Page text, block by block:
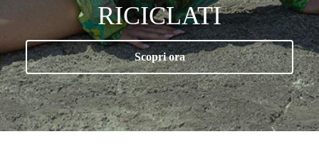
RICICLATI
Scopri ora